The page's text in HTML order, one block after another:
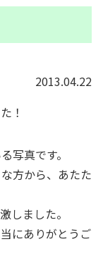
2013.04.22
！
写真です。
方から、あたた
しました。
にありがとうご